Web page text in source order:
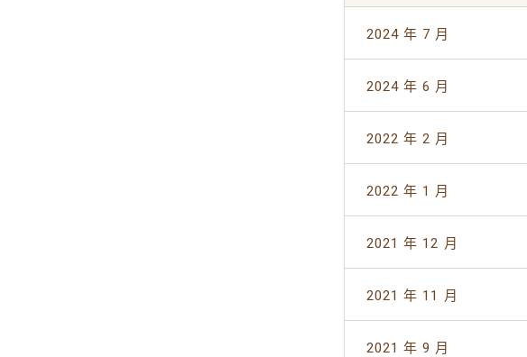
2024 年 7 月
2024 年 6 月
2022 年 2 月
2022 年 1 月
2021 年 12 月
2021 年 11 月
2021 年 9 月